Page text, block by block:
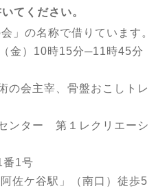
てください。
」の名称で借りています。
金）10時15分─11時45分
の会主宰、骨盤おこしトレ
ンター 第１レクリエーシ
番1号
佐ケ谷駅」（南口）徒歩5